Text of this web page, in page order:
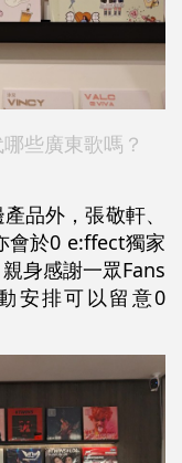
些廣東歌嗎？
品外，張敬軒、
會於0 e:ffect獨家
身感謝一眾Fans
安排可以留意0